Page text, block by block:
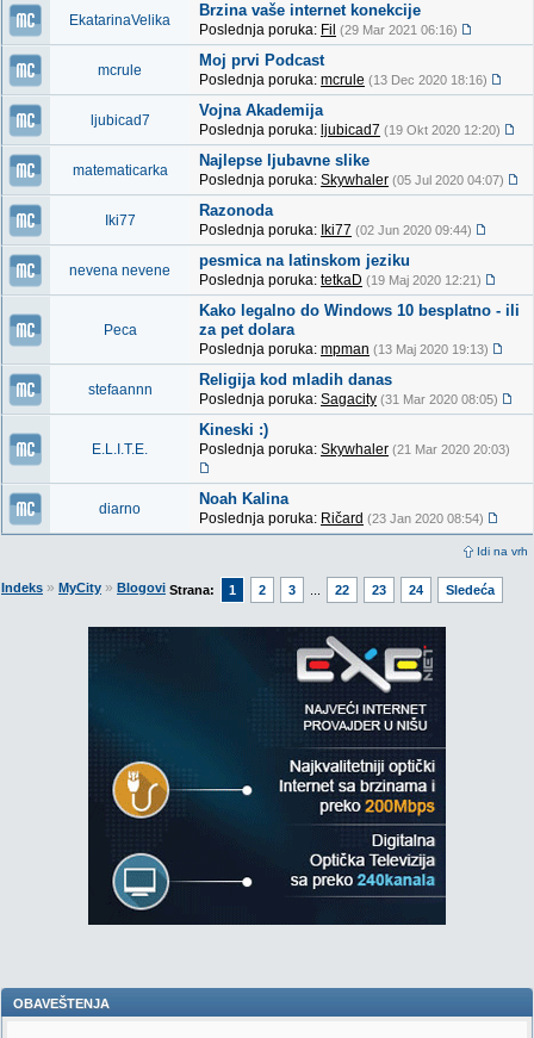
Idi na vrh
EkatarinaVelika
Brzina vaše internet konekcije
Poslednja poruka: Fil (29 Mar 2021 06:16)
mcrule
Moj prvi Podcast
Poslednja poruka: mcrule (13 Dec 2020 18:16)
ljubicad7
Vojna Akademija
Poslednja poruka: ljubicad7 (19 Okt 2020 12:20)
matematicarka
Najlepse ljubavne slike
Poslednja poruka: Skywhaler (05 Jul 2020 04:07)
Iki77
Razonoda
Poslednja poruka: Iki77 (02 Jun 2020 09:44)
nevena nevene
pesmica na latinskom jeziku
Poslednja poruka: tetkaD (19 Maj 2020 12:21)
Peca
Kako legalno do Windows 10 besplatno - ili
za pet dolara
Poslednja poruka: mpman (13 Maj 2020 19:13)
stefaannn
Religija kod mladih danas
Poslednja poruka: Sagacity (31 Mar 2020 08:05)
E.L.I.T.E.
Kineski :)
Poslednja poruka: Skywhaler (21 Mar 2020 20:03)
diarno
Noah Kalina
Poslednja poruka: Ričard (23 Jan 2020 08:54)
Strana: 1 2 3 22 23 24 Sledeća
Indeks » MyCity » Blogovi
OBAVEŠTENJA